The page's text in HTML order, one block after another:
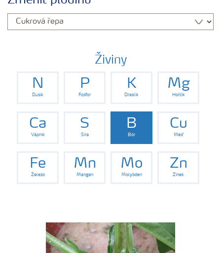
Hnojiva
Bezpečnost hnojiv
Dokumenty
Živiny
N
Dusík
P
Fosfor
K
Draslík
Mg
Hořčík
Ca
Vápník
S
Síra
B
Bór
Cu
Měď
Fe
Železo
Mn
Mangan
Mo
Molybden
Zn
Zinek